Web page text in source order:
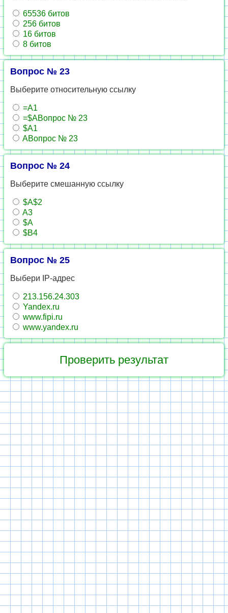
65536 битов
256 битов
16 битов
8 битов
Вопрос № 23
Выберите относительную ссылку
=А1
=$AВопрос № 23
$A1
AВопрос № 23
Вопрос № 24
Выберите смешанную ссылку
$A$2
A3
$A
$B4
Вопрос № 25
Выбери IP-адрес
213.156.24.303
Yandex.ru
www.fipi.ru
www.yandex.ru